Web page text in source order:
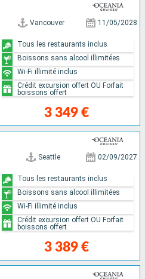
Vancouver 11/05/2028
3 349 €
Tous les restaurants inclus
Boissons sans alcool illimitées
Wi-Fi illimité inclus
Crédit excursion offert OU Forfait
boissons offert
Seattle 02/09/2027
3 389 €
Tous les restaurants inclus
Boissons sans alcool illimitées
Wi-Fi illimité inclus
Crédit excursion offert OU Forfait
boissons offert